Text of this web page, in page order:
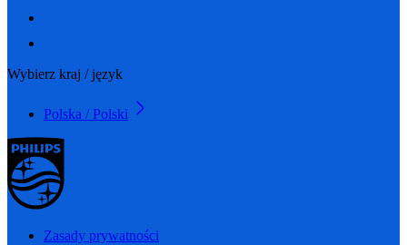
Wybierz kraj / język
Polska / Polski
Zasady prywatności